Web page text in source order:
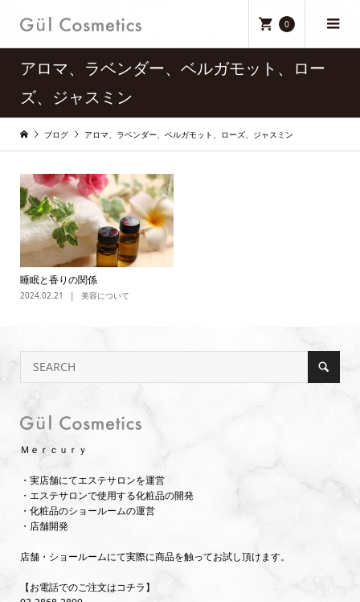
0
アロマ、ラベンダー、ベルガモット、ロー
ズ、ジャスミン
ブログ アロマ、ラベンダー、ベルガモット、ローズ、ジャスミン
睡眠と香りの関係
2024.02.21 美容について
Ｍｅｒｃｕｒｙ
・実店舗にてエステサロンを運営
・エステサロンで使用する化粧品の開発
・化粧品のショールームの運営
・店舗開発
店舗・ショールームにて実際に商品を触ってお試し頂けます。
【お電話でのご注文はコチラ】